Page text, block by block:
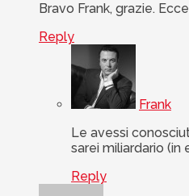
Bravo Frank, grazie.
Reply
Frank
Le avessi
sarei miliardario (in
Reply